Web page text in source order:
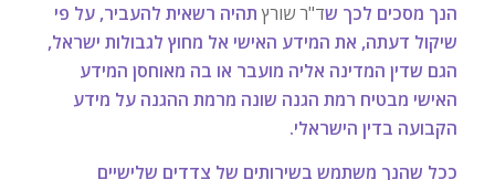
הנך מסכים לכך שד"ר שורץתהיה רשאית להעביר, על פי
שיקול דעתה, את המידע האישי אל מחוץ לגבולות ישראל,
הגם שדין המדינה אליה מועבר או בה מאוחסן המידע
האישי מבטיח רמת הגנה שונה מרמת ההגנה על מידע
הקבועה בדין הישראלי.
ככל שהנך משתמש בשירותים של צדדים שלישיים